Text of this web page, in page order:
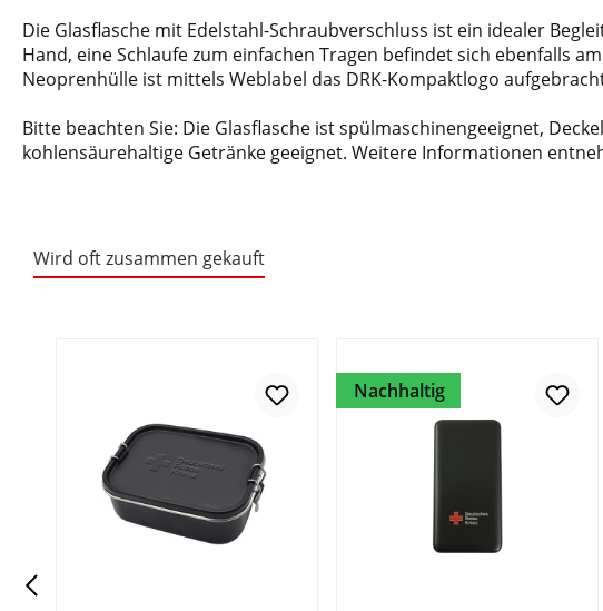
Die Glasflasche mit Edelstahl-Schraubverschluss ist ein idealer
Hand, eine Schlaufe zum einfachen Tragen befindet sich ebenfalls
Neoprenhülle ist mittels Weblabel das DRK-Kompaktlogo
Bitte beachten Sie: Die Glasflasche ist spülmaschinengeeignet,
kohlensäurehaltige Getränke geeignet. Weitere Informationen
Wird oft zusammen gekauft
Nachhaltig